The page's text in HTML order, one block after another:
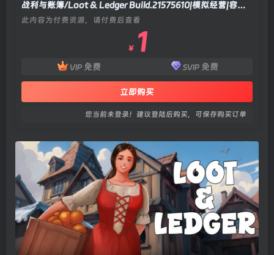
战利与账簿/Loot & Ledger Build.21575610|模拟经营|容量4.5GB|官方中文版
此内容为付费资源，请付费后查看
￥ 1
VIP 免费 SVIP 免费
立即购买
您当前未登录！建议登陆后购买，可保存购买订单